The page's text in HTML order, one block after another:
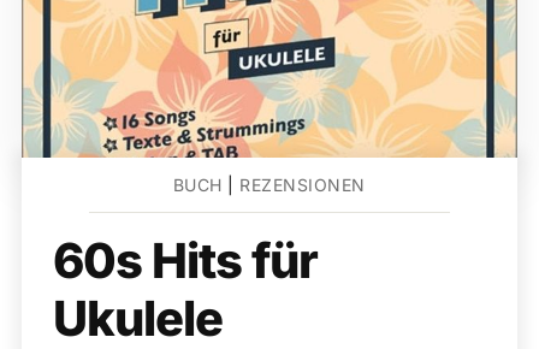
BUCH REZENSIONEN
60s Hits für
Ukulele